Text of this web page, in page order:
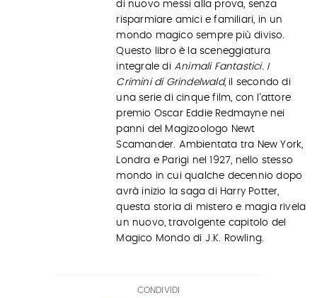
di nuovo messi alla prova, senza
risparmiare amici e familiari, in un
mondo magico sempre più diviso.
Questo libro è la sceneggiatura
integrale di Animali Fantastici. I
Crimini di Grindelwald, il secondo di
una serie di cinque film, con l’attore
premio Oscar Eddie Redmayne nei
panni del Magizoologo Newt
Scamander. Ambientata tra New York,
Londra e Parigi nel 1927, nello stesso
mondo in cui qualche decennio dopo
avrà inizio la saga di Harry Potter,
questa storia di mistero e magia rivela
un nuovo, travolgente capitolo del
Magico Mondo di J.K. Rowling.
CONDIVIDI